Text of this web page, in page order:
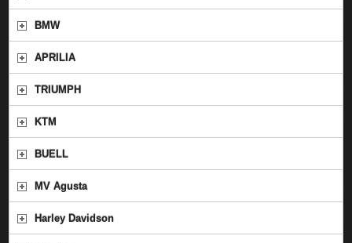
BMW
APRILIA
TRIUMPH
KTM
BUELL
MV Agusta
Harley Davidson